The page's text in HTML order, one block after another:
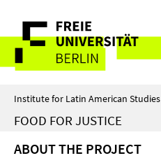
direkt
Inhalt
Service
Navigation
Institute for Latin American Studies
FOOD FOR JUSTICE
ABOUT THE PROJECT